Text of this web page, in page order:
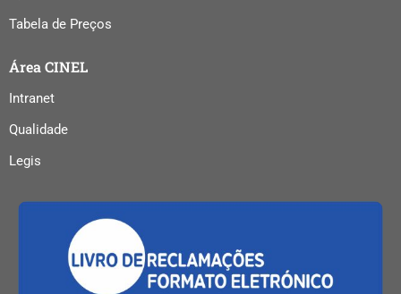
Tabela de Preços
Área CINEL
Intranet
Qualidade
Legis